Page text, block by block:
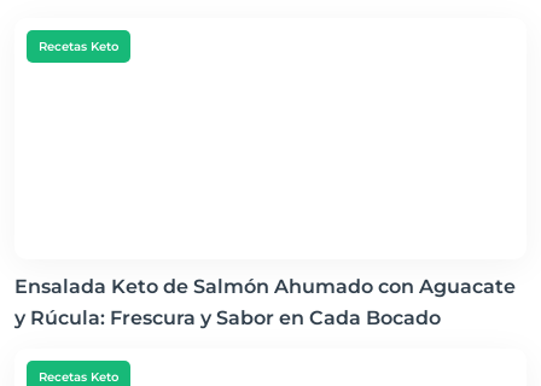
Recetas Keto
Ensalada Keto de Salmón Ahumado con Aguacate
y Rúcula: Frescura y Sabor en Cada Bocado
Recetas Keto